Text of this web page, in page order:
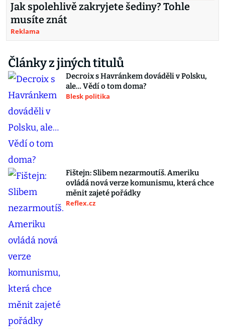
Jak spolehlivě zakryjete šediny? Tohle
musíte znát
Reklama
Články z jiných titulů
Decroix s Havránkem dováděli v Polsku,
ale… Vědí o tom doma?
Blesk politika
Fištejn: Slibem nezarmoutíš. Ameriku
ovládá nová verze komunismu, která chce
měnit zajeté pořádky
Reflex.cz